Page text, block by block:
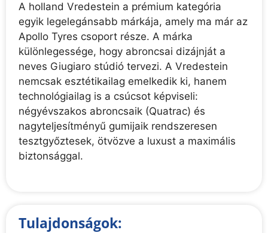
A holland Vredestein a prémium kategória
egyik legelegánsabb márkája, amely ma már az
Apollo Tyres csoport része. A márka
különlegessége, hogy abroncsai dizájnját a
neves Giugiaro stúdió tervezi. A Vredestein
nemcsak esztétikailag emelkedik ki, hanem
technológiailag is a csúcsot képviseli:
négyévszakos abroncsaik (Quatrac) és
nagyteljesítményű gumijaik rendszeresen
tesztgyőztesek, ötvözve a luxust a maximális
biztonsággal.
Tulajdonságok: